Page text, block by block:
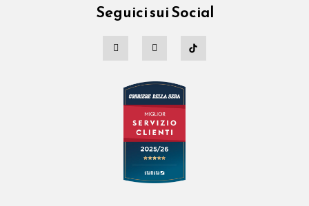
Seguici sui Social